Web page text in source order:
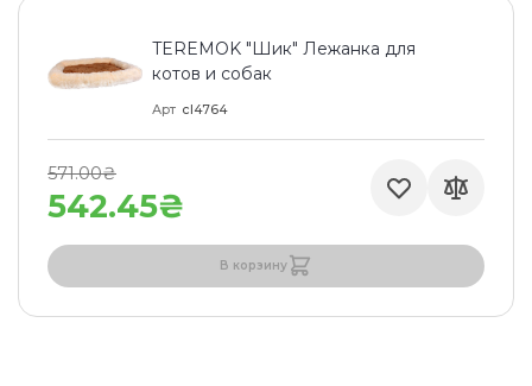
TEREMOK "Шик" Лежанка для
котов и собак
Арт cl4764
542.45₴
571.00₴
В корзину